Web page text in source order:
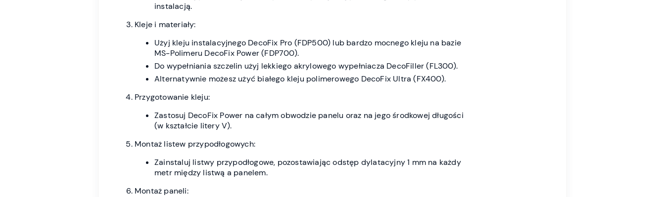
instalacją.
Kleje i materiały:
Użyj kleju instalacyjnego DecoFix Pro (FDP500) lub bardzo mocnego kleju na bazie
MS-Polimeru DecoFix Power (FDP700).
Do wypełniania szczelin użyj lekkiego akrylowego wypełniacza DecoFiller (FL300).
Alternatywnie możesz użyć białego kleju polimerowego DecoFix Ultra (FX400).
Przygotowanie kleju:
Zastosuj DecoFix Power na całym obwodzie panelu oraz na jego środkowej długości
(w kształcie litery V).
Montaż listew przypodłogowych:
Zainstaluj listwy przypodłogowe, pozostawiając odstęp dylatacyjny 1 mm na każdy
metr między listwą a panelem.
Montaż paneli: